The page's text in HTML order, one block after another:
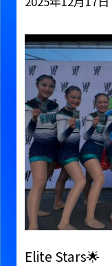
Elite Stars🌟